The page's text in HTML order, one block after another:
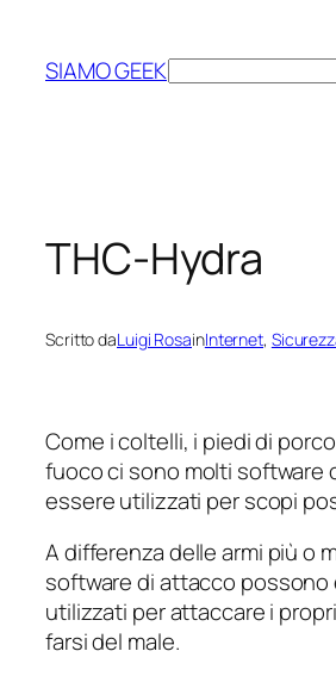
contenuto
SIAMO GEEKCerca
THC-Hydra
Scritto daLuigi RosainInternet,
Come i coltelli, i piedi di
fuoco ci sono molti software
essere utilizzati per scopi
A differenza delle armi più o
software di attacco possono
utilizzati per attaccare i
farsi del male.